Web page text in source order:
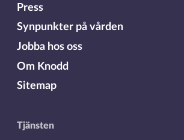
Press
Synpunkter på vården
Jobba hos oss
Om Knodd
Sitemap
Tjänsten